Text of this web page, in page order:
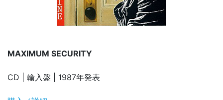
MAXIMUM SECURITY
CD | 輸入盤 | 1987年発表